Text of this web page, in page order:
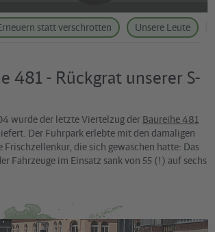
statt verschrotten Unsere Leute
481 - Rückgrat unserer S-
wurde der letzte Viertelzug der Baureihe 481
Der Fuhrpark erlebte mit den damaligen
Frischzellenkur, die sich gewaschen hatte: Das
Fahrzeuge im Einsatz sank von 55 (!) auf sechs